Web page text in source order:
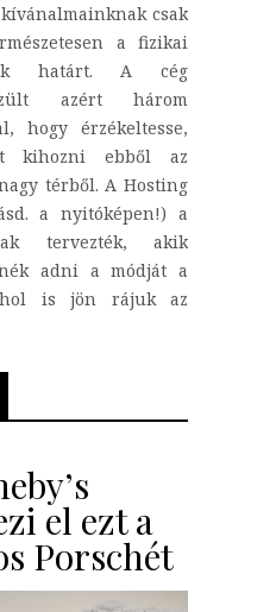
csak
a fizikai
határt. A cég
azért három
hogy érzékeltesse,
kihozni ebből az
térből. A Hosting
a nyitóképen!) a
tervezték, akik
adni a módját a
is jön rájuk az
el ezt a
Porschét